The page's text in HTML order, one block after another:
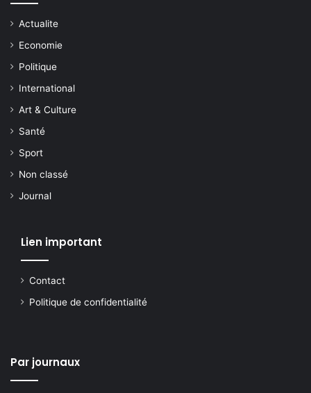
Actualite
Economie
Politique
International
Art & Culture
Santé
Sport
Non classé
Journal
Lien important
Contact
Politique de confidentialité
Par journaux